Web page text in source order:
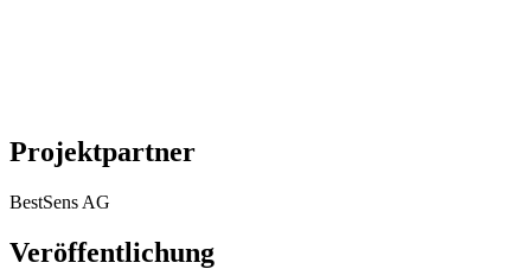
Projektpartner
BestSens AG
Veröffentlichung